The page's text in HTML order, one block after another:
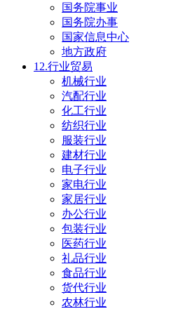
国务院事业
国务院办事
国家信息中心
地方政府
12.行业贸易
机械行业
汽配行业
化工行业
纺织行业
服装行业
建材行业
电子行业
家电行业
家居行业
办公行业
包装行业
医药行业
礼品行业
食品行业
货代行业
农林行业